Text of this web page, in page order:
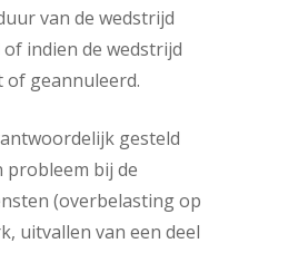
van de wedstrijd
indien de wedstrijd
geannuleerd.
gesteld
probleem bij de
(overbelasting op
uitvallen van een deel